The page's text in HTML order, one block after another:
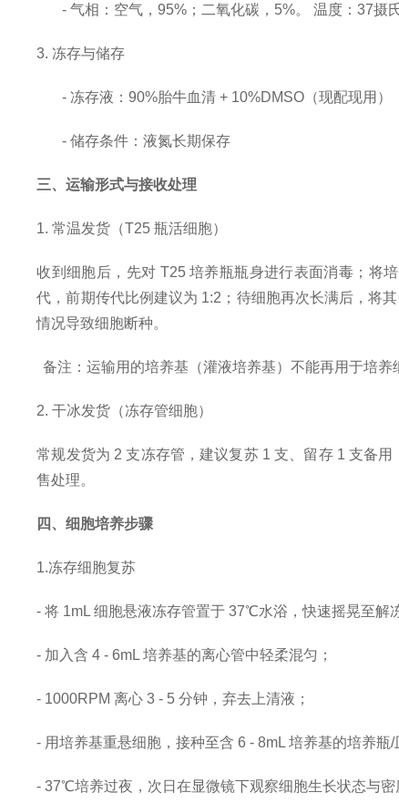
- 气相：空气，95%；二氧化碳，5%。 温度：37摄
3. 冻存与储存
- 冻存液：90%胎牛血清 + 10%DMSO（现配现用）
- 储存条件：液氮长期保存
三、运输形式与接收处理
1. 常温发货（T25 瓶活细胞）
收到细胞后，先对 T25 培养瓶瓶身进行表面消毒；将
代，前期传代比例建议为 1:2；待细胞再次长满后，将
情况导致细胞断种。
备注：运输用的培养基（灌液培养基）不能再用于培
2. 干冰发货（冻存管细胞）
常规发货为 2 支冻存管，建议复苏 1 支、留存 1 支备
售处理。
四、细胞培养步骤
1.冻存细胞复苏
- 将 1mL 细胞悬液冻存管置于 37℃水浴，快速摇晃至解
- 加入含 4 - 6mL 培养基的离心管中轻柔混匀；
- 1000RPM 离心 3 - 5 分钟，弃去上清液；
- 用培养基重悬细胞，接种至含 6 - 8mL 培养基的培养瓶/
- 37℃培养过夜，次日在显微镜下观察细胞生长状态与密